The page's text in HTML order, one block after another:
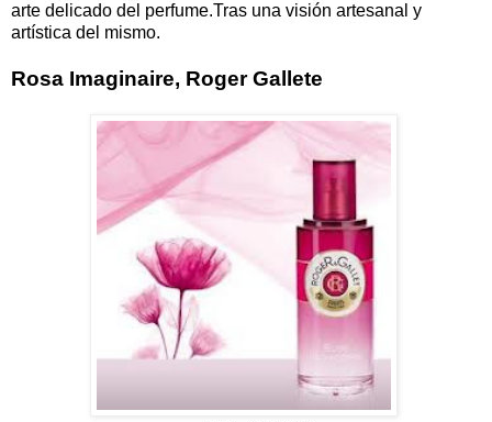
arte delicado del perfume.Tras una visión artesanal y
artística del mismo.
Rosa Imaginaire, Roger Gallete